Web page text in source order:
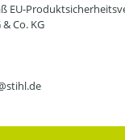
EU-
Co. KG